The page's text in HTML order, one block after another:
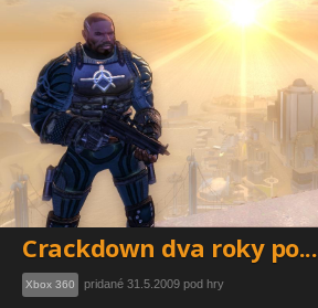
Crackdown dva roky po...
Xbox 360 pridané 31.5.2009 pod hry